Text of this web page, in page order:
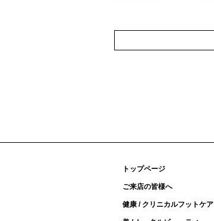
トップページ
ご来店の皆様へ
健康 / クリニカルフットケア